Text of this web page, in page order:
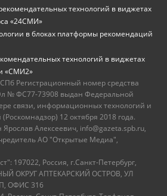
технологий в виджетах
«24СМИ»
в блоках платформы рекомендаций
технологий в виджетах
«СМИ2»
Регистрационный номер средства
№ ФС77-73908 выдан Федеральной
связи, информационных технологий и
12 октября 2018 года.
Алексеевич, info@gazeta.spb.ru,
АО "Открытые Медиа",
197022, Россия, г.Санкт-Петербург,
ОКРУГ АПТЕКАРСКИЙ ОСТРОВ, УЛ
ОФИС 316